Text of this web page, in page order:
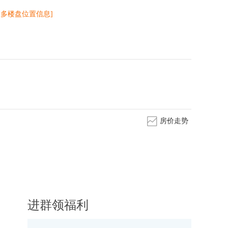
楼盘位置信息]
房价走势
进群领福利